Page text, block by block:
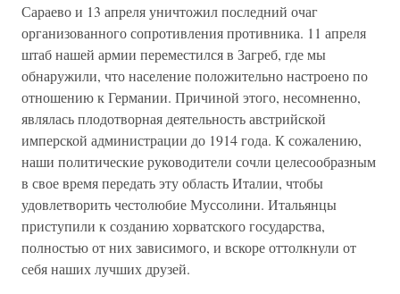
Сараево и 13 апреля уничтожил последний очаг
организованного сопротивления противника. 11 апреля
штаб нашей армии переместился в Загреб, где мы
обнаружили, что население положительно настроено по
отношению к Германии. Причиной этого, несомненно,
являлась плодотворная деятельность австрийской
имперской администрации до 1914 года. К сожалению,
наши политические руководители сочли целесообразным
в свое время передать эту область Италии, чтобы
удовлетворить честолюбие Муссолини. Итальянцы
приступили к созданию хорватского государства,
полностью от них зависимого, и вскоре оттолкнули от
себя наших лучших друзей.